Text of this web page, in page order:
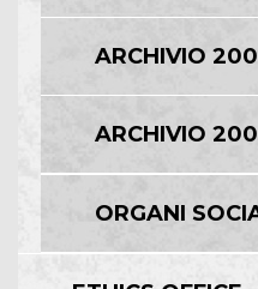
ARCHIVIO
ARCHIVIO
ORGANI